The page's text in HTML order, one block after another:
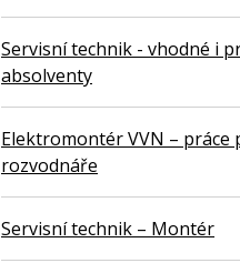
Servisní technik - vhodné i
absolventy
Elektromontér VVN – práce
rozvodnáře
Servisní technik – Montér